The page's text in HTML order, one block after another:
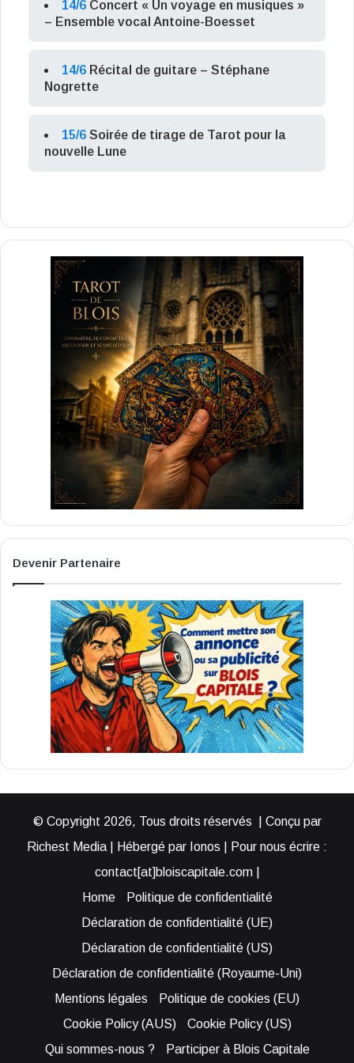
14/6 Concert « Un voyage en musiques »
– Ensemble vocal Antoine-Boesset
14/6 Récital de guitare – Stéphane
Nogrette
15/6 Soirée de tirage de Tarot pour la
nouvelle Lune
Devenir Partenaire
© Copyright 2026, Tous droits réservés | Conçu par
Richest Media | Hébergé par Ionos | Pour nous écrire :
contact[at]bloiscapitale.com |
Home
Politique de confidentialité
Déclaration de confidentialité (UE)
Déclaration de confidentialité (US)
Déclaration de confidentialité (Royaume-Uni)
Mentions légales
Politique de cookies (EU)
Cookie Policy (AUS)
Cookie Policy (US)
Qui sommes-nous ?
Participer à Blois Capitale